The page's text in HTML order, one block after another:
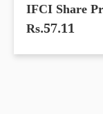
IFCI Share
Rs.57.11